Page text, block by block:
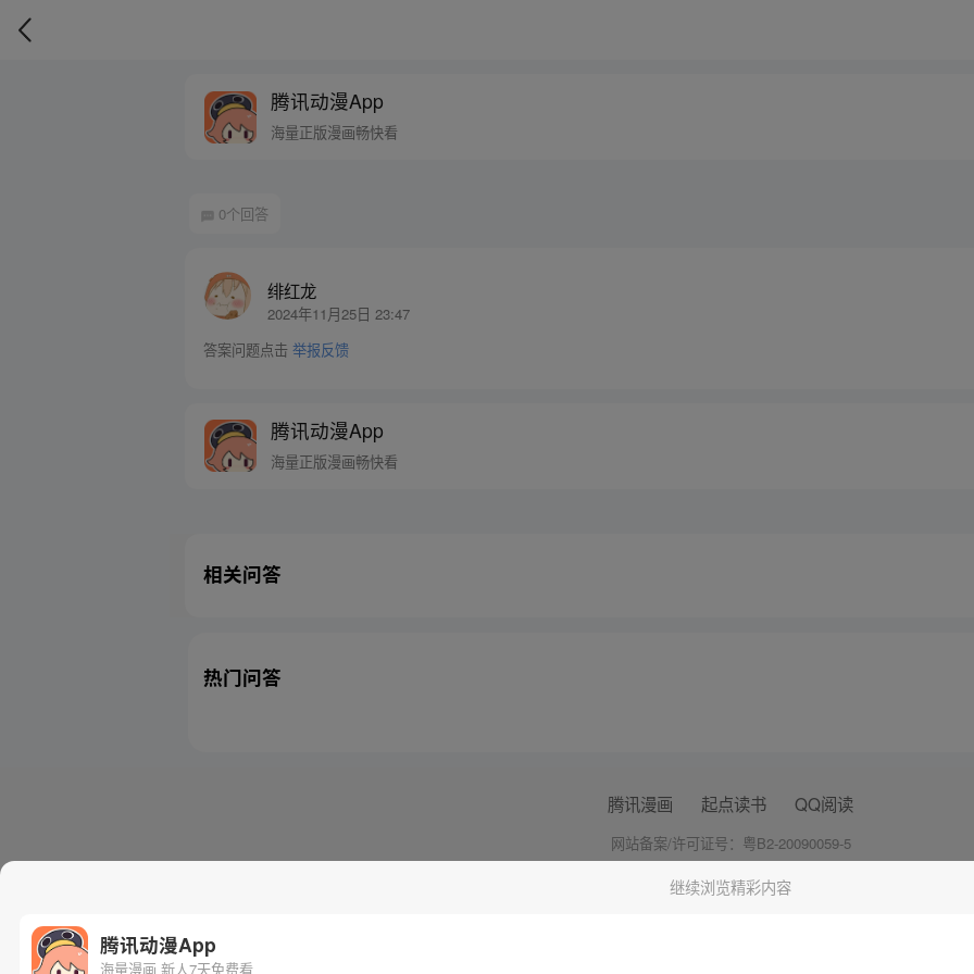
腾讯动漫App
海量正版漫画畅快看
0个回答
绯红龙
2024年11月25日 23:47
答案问题点击举报反馈
腾讯动漫App
海量正版漫画畅快看
相关问答
热门问答
继续浏览精彩内容
腾讯动漫App
海量漫画 新人7天免费看
腾讯漫画 起点读书 QQ阅读
网站备案/许可证号：粤B2-20090059-5